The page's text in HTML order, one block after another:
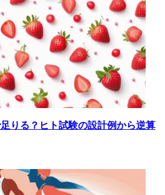
りる？ヒト試験の設計例から逆算